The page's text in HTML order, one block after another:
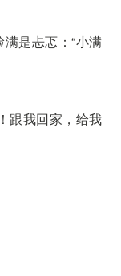
是忐忑：“小满
跟我回家，给我